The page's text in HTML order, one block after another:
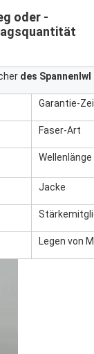
oder -
des Spannenlwl
Garantie-
Faser-Art
Jacke
Legen von